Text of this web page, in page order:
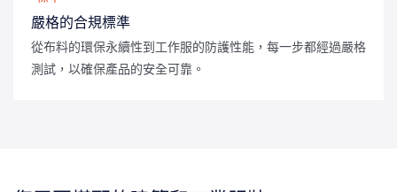
嚴格的合規標準
從布料的環保永續性到工作服的防護性能，每一步都經過嚴格
測試，以確保產品的安全可靠。